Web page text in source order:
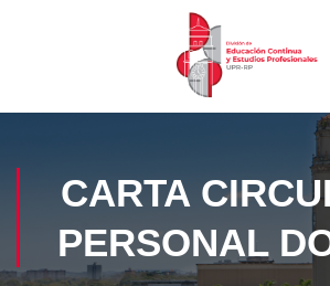
CARTA
PERSONAL